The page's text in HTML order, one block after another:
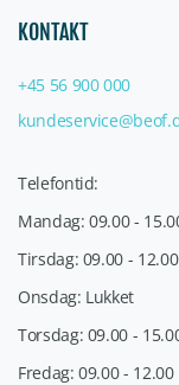
KONTAKT
+45 56 900 000
Telefontid:
Mandag: 09.00 -
Tirsdag: 09.00 - 12.00
Onsdag: Lukket
Torsdag: 09.00 -
Fredag: 09.00 - 12.00